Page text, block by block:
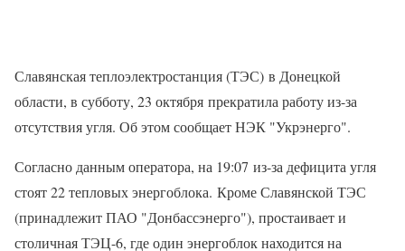
Славянская теплоэлектростанция (ТЭС) в Донецкой
области, в субботу, 23 октября прекратила работу из-за
отсутствия угля. Об этом сообщает НЭК "Укрэнерго".
Согласно данным оператора, на 19:07 из-за дефицита угля
стоят 22 тепловых энергоблока. Кроме Славянской ТЭС
(принадлежит ПАО "Донбассэнерго"), простаивает и
столичная ТЭЦ-6, где один энергоблок находится на